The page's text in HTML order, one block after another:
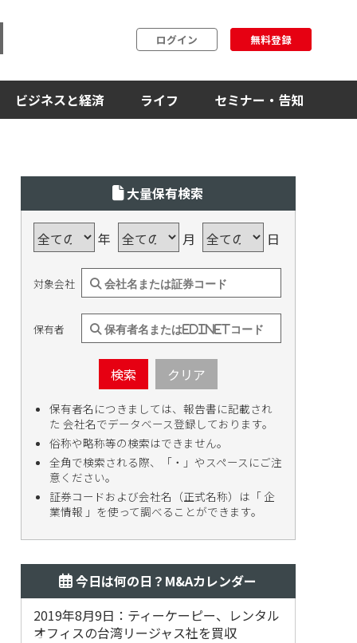
ログイン 無料登録
ビジネスと経済 ライフ セミナー・告知
大量保有検索
年 月 日
対象会社
保有者
検索 クリア
保有者名につきましては、報告書に記載され
た 会社名でデータベース登録しております。
俗称や略称等の検索はできません。
全角で検索される際、「・」やスペースにご注
意ください。
証券コードおよび会社名（正式名称）は「 企
業情報 」を使って調べることができます。
今日は何の日？M&Aカレンダー
2019年8月9日：ティーケーピー、レンタル
オフィスの台湾リージャス社を買収